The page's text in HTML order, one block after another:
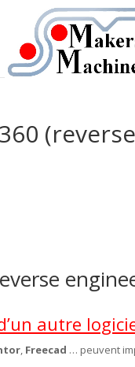
autre
Freecad … peuvent